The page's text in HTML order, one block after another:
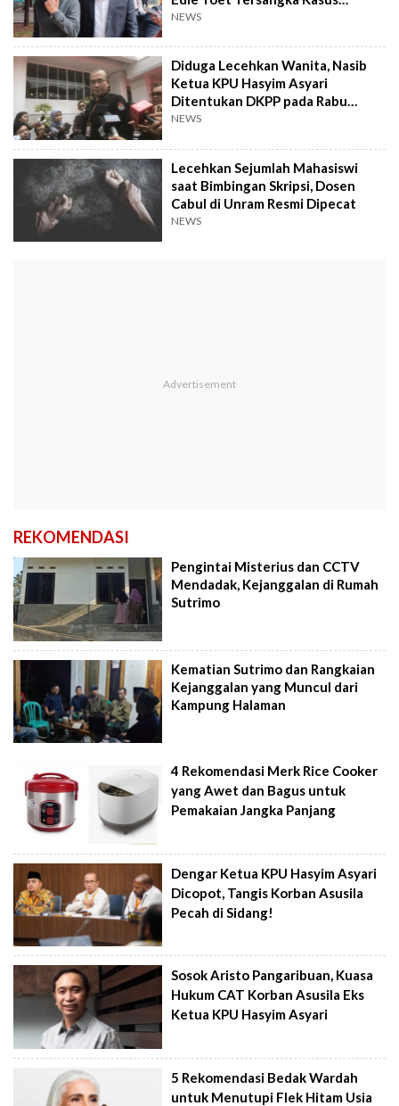
Pencabulan
NEWS
Diduga Lecehkan Wanita, Nasib
Ketua KPU Hasyim Asyari
Ditentukan DKPP pada Rabu
Depan
NEWS
Lecehkan Sejumlah Mahasiswi
saat Bimbingan Skripsi, Dosen
Cabul di Unram Resmi Dipecat
NEWS
REKOMENDASI
Pengintai Misterius dan CCTV
Mendadak, Kejanggalan di Rumah
Sutrimo
Kematian Sutrimo dan Rangkaian
Kejanggalan yang Muncul dari
Kampung Halaman
4 Rekomendasi Merk Rice Cooker
yang Awet dan Bagus untuk
Pemakaian Jangka Panjang
Dengar Ketua KPU Hasyim Asyari
Dicopot, Tangis Korban Asusila
Pecah di Sidang!
Sosok Aristo Pangaribuan, Kuasa
Hukum CAT Korban Asusila Eks
Ketua KPU Hasyim Asyari
5 Rekomendasi Bedak Wardah
untuk Menutupi Flek Hitam Usia